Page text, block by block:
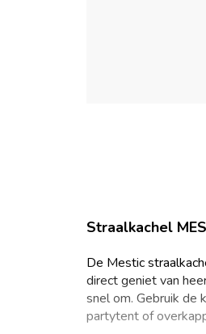
Straalkachel
De Mestic
direct geniet van
snel om. Gebruik de
partytent of